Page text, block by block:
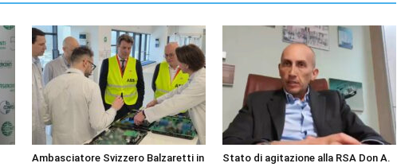
Ambasciatore Svizzero Balzaretti in
Stato di agitazione alla RSA Don A.